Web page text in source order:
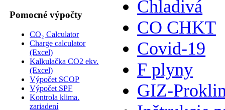
Pomocné výpočty
CO₂ Calculator
Charge calculator
(Excel)
Kalkulačka CO2 ekv.
(Excel)
Výpočet SCOP
Výpočet SPF
Kontrola klima.
zariadení
Chladivá
CO CHKT
Covid-19
F plyny
GIZ-